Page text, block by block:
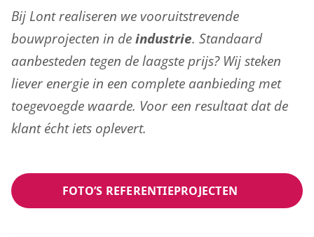
Bij Lont realiseren we vooruitstrevende
bouwprojecten in deindustrie. Standaard
aanbesteden tegen de laagste prijs? Wij steken
liever energie in een complete aanbieding met
toegevoegde waarde. Voor een resultaat dat de
klant écht iets oplevert.
FOTO’S REFERENTIEPROJECTEN